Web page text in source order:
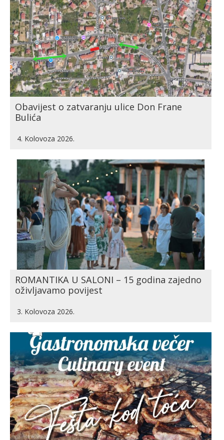
Obavijest o zatvaranju ulice Don Frane
Bulića
4. Kolovoza 2026.
ROMANTIKA U SALONI – 15 godina zajedno
oživljavamo povijest
3. Kolovoza 2026.